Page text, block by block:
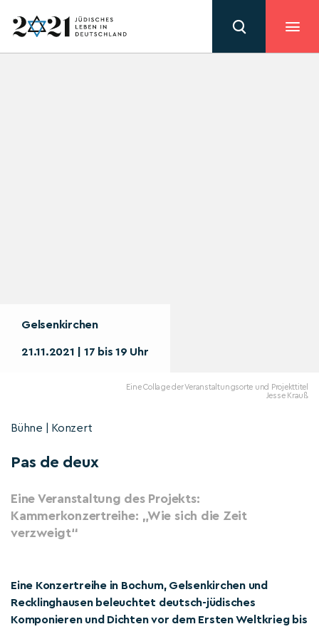
Gelsenkirchen
21.11.2021 | 17 bis 19 Uhr
Eine Collage der Veranstaltungsorte und Projekttitel
Jesse Krauß
Bühne | Konzert
Pas de deux
Eine Veranstaltung des Projekts:
Kammerkonzertreihe: „Wie sich die Zeit
verzweigt“
Eine Konzertreihe in Bochum, Gelsenkirchen und
Recklinghausen beleuchtet deutsch-jüdisches
Komponieren und Dichten vor dem Ersten Weltkrieg bis